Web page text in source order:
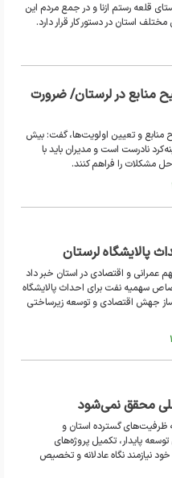
قلعه رستم ازنا و در جمع مردم این
استان در دستور کار قرار دارد.
منابع در لرستان/ ضرورت
منابع و تعیین اولویت‌ها، گفت: بیش
نادرست است و مدیران باید با
حل مشکلات را فراهم کنند.
پالایشگاه لرستان
عمرانی و اقتصادی در استان خبر داد
سهمیه نفت برای احداث پالایشگاه
جهش اقتصادی و توسعه زیرساختی
محقق نمی‌شود
ظرفیت‌های گسترده استان و
پایدار، تکمیل پروژه‌های
نیازمند نگاه عادلانه و تخصیص